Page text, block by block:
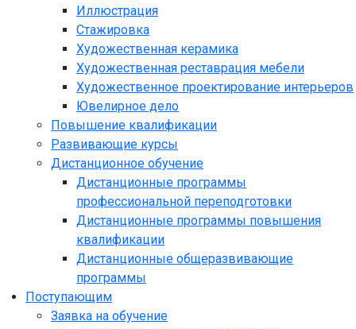
Иллюстрация
Стажировка
Художественная керамика
Художественная реставрация мебели
Художественное проектирование интерьеров
Ювелирное дело
Повышение квалификации
Развивающие курсы
Дистанционное обучение
Дистанционные программы
профессиональной переподготовки
Дистанционные программы повышения
квалификации
Дистанционные общеразвивающие
программы
Поступающим
Заявка на обучение